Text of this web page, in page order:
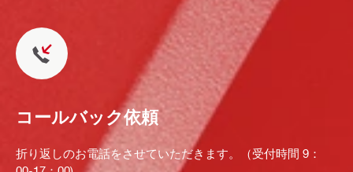
コールバック依頼
折り返しのお電話をさせていただきます。（受付時間 9：